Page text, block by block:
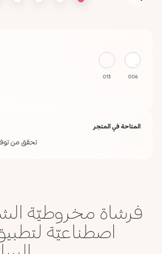
006
013
المتاحة في المتجر
تحقق من
فرشاة مخروطيّة
اصطناعيّة